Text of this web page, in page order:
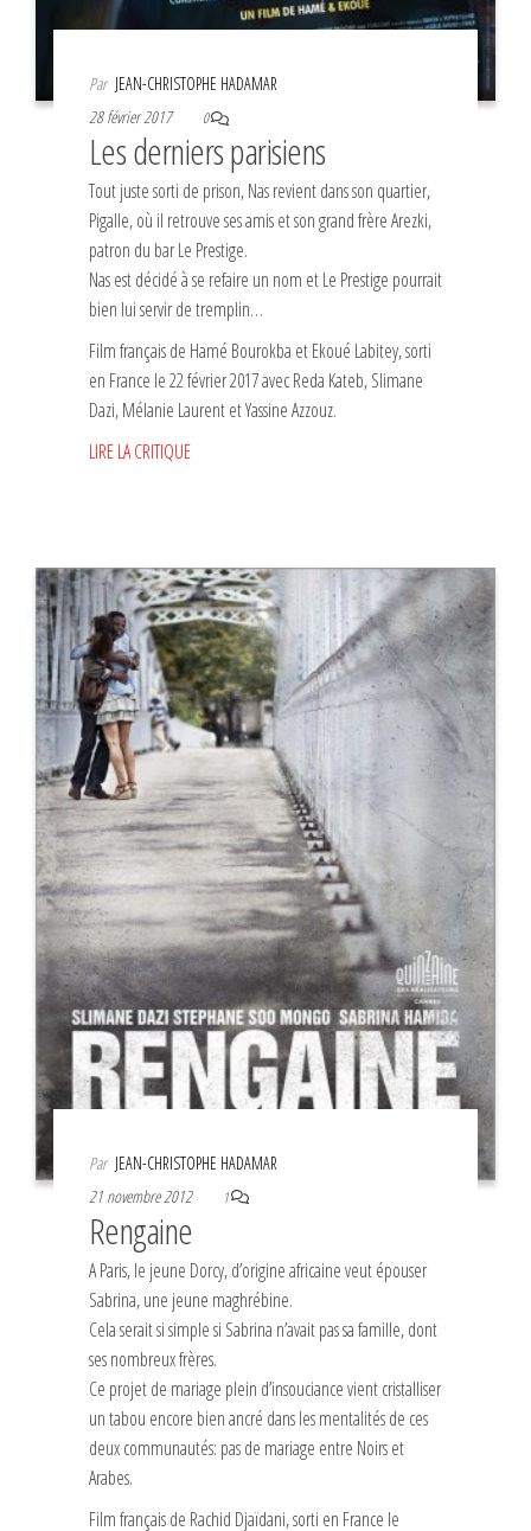
Par JEAN-CHRISTOPHE HADAMAR
28 février 2017
0
Les derniers parisiens
Tout juste sorti de prison, Nas revient dans son quartier,
Pigalle, où il retrouve ses amis et son grand frère Arezki,
patron du bar Le Prestige.
Nas est décidé à se refaire un nom et Le Prestige pourrait
bien lui servir de tremplin…
Film français de Hamé Bourokba et Ekoué Labitey, sorti
en France le 22 février 2017 avec Reda Kateb, Slimane
Dazi, Mélanie Laurent et Yassine Azzouz.
LIRE LA CRITIQUE
Par JEAN-CHRISTOPHE HADAMAR
21 novembre 2012
1
Rengaine
A Paris, le jeune Dorcy, d’origine africaine veut épouser
Sabrina, une jeune maghrébine.
Cela serait si simple si Sabrina n’avait pas sa famille, dont
ses nombreux frères.
Ce projet de mariage plein d’insouciance vient cristalliser
un tabou encore bien ancré dans les mentalités de ces
deux communautés: pas de mariage entre Noirs et
Arabes.
Film français de Rachid Djaïdani, sorti en France le